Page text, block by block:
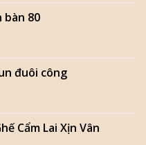
bàn 80
đuôi công
Cẩm Lai Xịn Vân